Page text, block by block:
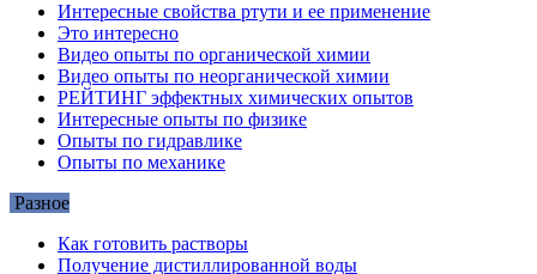
Интересные свойства ртути и ее применение
Это интересно
Видео опыты по органической химии
Видео опыты по неорганической химии
РЕЙТИНГ эффектных химических опытов
Интересные опыты по физике
Опыты по гидравлике
Опыты по механике
Разное
Как готовить растворы
Получение дистиллированной воды